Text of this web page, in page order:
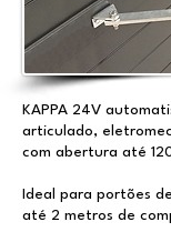
KAPPA 24V
articulado,
com abertura até
Ideal para portões
até 2 metros de